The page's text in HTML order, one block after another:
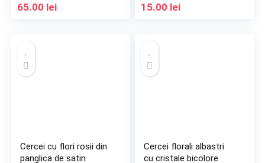
65.00 lei 15.00 lei
Cercei cu flori rosii din
panglica de satin
Cercei florali albastri
cu cristale bicolore